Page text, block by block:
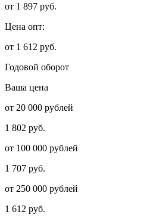
от 1 897 руб.
Цена опт:
от 1 612 руб.
Годовой оборот
Ваша цена
от 20 000 рублей
1 802 руб.
от 100 000 рублей
1 707 руб.
от 250 000 рублей
1 612 руб.